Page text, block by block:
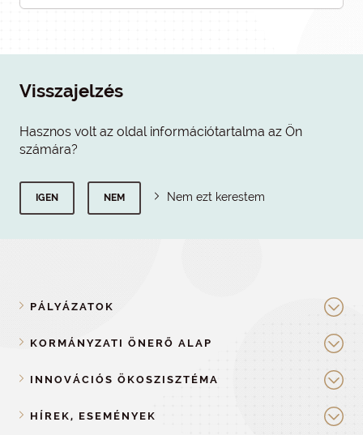
Visszajelzés
Hasznos volt az oldal információtartalma az Ön
számára?
IGEN NEM Nem ezt kerestem
PÁLYÁZATOK
KORMÁNYZATI ÖNERŐ ALAP
INNOVÁCIÓS ÖKOSZISZTÉMA
HÍREK, ESEMÉNYEK